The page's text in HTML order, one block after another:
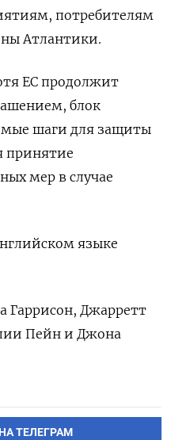
потребителям
Атлантики.
ЕС продолжит
блок
шаги для защиты
принятие
мер в случае
языке
Гаррисон, Джарретт
Пейн и Джона
ТЕЛЕГРАМ